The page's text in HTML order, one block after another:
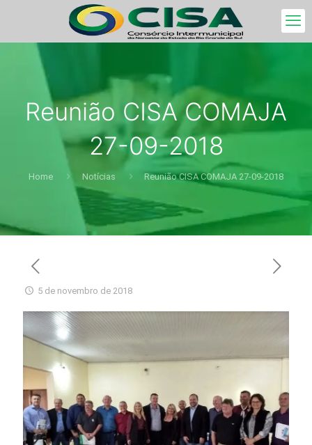
Reunião CISA COMAJA
27-09-2018
Home Notícias Reunião CISA COMAJA 27-09-2018
5 de novembro de 2018